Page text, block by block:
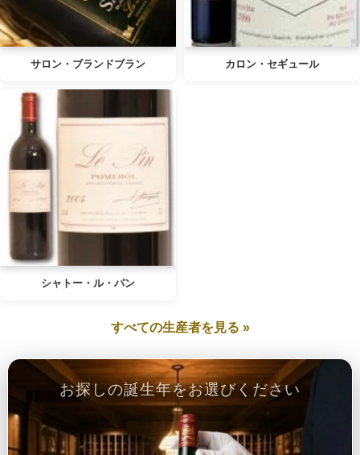
サロン・ブランドブラン カロン・セギュール
シャトー・ル・パン
すべての生産者を見る »
お探しの誕生年をお選びください